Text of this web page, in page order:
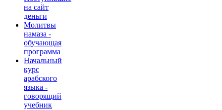
на сайт
деньги
Молитвы
намаза -
обучающая
программа
Начальный
курс
арабского
языка -
говорящий
учебник